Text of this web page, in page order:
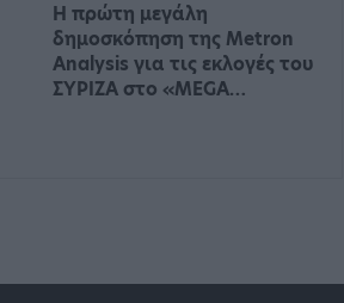
Η πρώτη μεγάλη
δημοσκόπηση της Metron
Analysis για τις εκλογές του
ΣΥΡΙΖΑ στο «MEGA…